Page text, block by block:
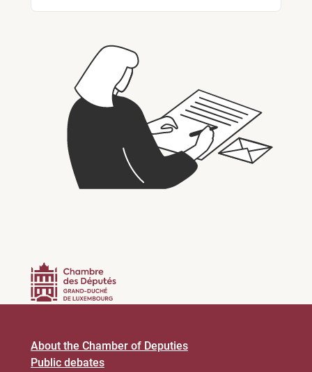
About the Chamber of Deputies
Public debates